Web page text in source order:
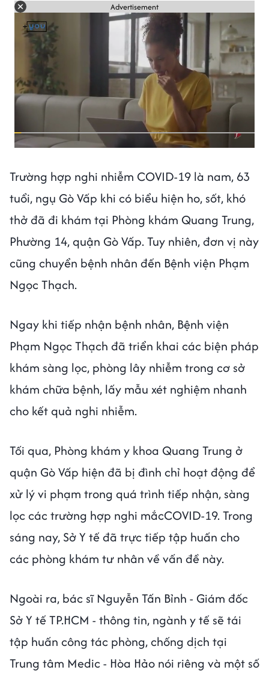
Advertisement
Trường hợp nghi nhiễm COVID-19 là nam, 63
tuổi, ngụ Gò Vấp khi có biểu hiện ho, sốt, khó
thở đã đi khám tại Phòng khám Quang Trung,
Phường 14, quận Gò Vấp. Tuy nhiên, đơn vị này
cũng chuyển bệnh nhân đến Bệnh viện Phạm
Ngọc Thạch.
Ngay khi tiếp nhận bệnh nhân, Bệnh viện
Phạm Ngọc Thạch đã triển khai các biện pháp
khám sàng lọc, phòng lây nhiễm trong cơ sở
khám chữa bệnh, lấy mẫu xét nghiệm nhanh
cho kết quả nghi nhiễm.
Tối qua, Phòng khám y khoa Quang Trung ở
quận Gò Vấp hiện đã bị đình chỉ hoạt động để
xử lý vi phạm trong quá trình tiếp nhận, sàng
lọc các trường hợp nghi mắcCOVID-19. Trong
sáng nay, Sở Y tế đã trực tiếp tập huấn cho
các phòng khám tư nhân về vấn đề này.
Ngoài ra, bác sĩ Nguyễn Tấn Bỉnh - Giám đốc
Sở Y tế TP.HCM - thông tin, ngành y tế sẽ tái
tập huấn công tác phòng, chống dịch tại
Trung tâm Medic - Hòa Hảo nói riêng và một số